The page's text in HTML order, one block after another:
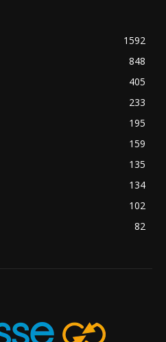
1592
848
405
233
195
159
135
134
102
82